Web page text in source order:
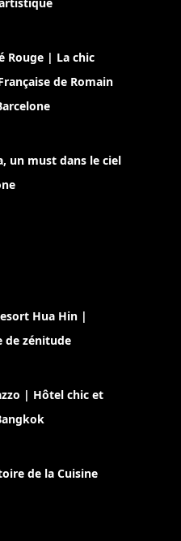
Rouge | La chic
de Romain
un must dans le ciel
Hua Hin |
de zénitude
| Hôtel chic et
de la Cuisine